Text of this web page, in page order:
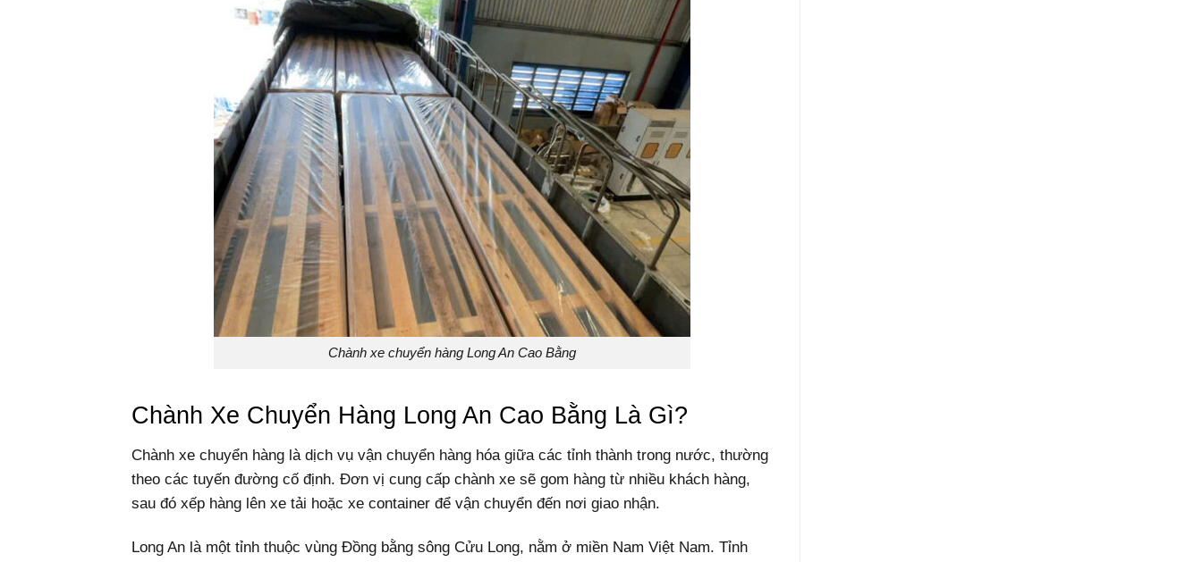
Chành xe chuyển hàng Long An Cao Bằng
Chành Xe Chuyển Hàng Long An Cao Bằng Là Gì?
Chành xe chuyển hàng là dịch vụ vận chuyển hàng hóa giữa các tỉnh thành trong nước, thường
theo các tuyến đường cố định. Đơn vị cung cấp chành xe sẽ gom hàng từ nhiều khách hàng,
sau đó xếp hàng lên xe tải hoặc xe container để vận chuyển đến nơi giao nhận.
Long An là một tỉnh thuộc vùng Đồng bằng sông Cửu Long, nằm ở miền Nam Việt Nam. Tỉnh